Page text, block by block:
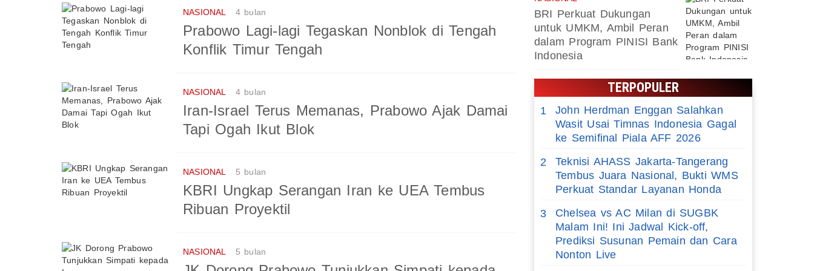
NASIONAL 4 bulan
Prabowo Lagi-lagi Tegaskan Nonblok di Tengah
Konflik Timur Tengah
NASIONAL 4 bulan
Iran-Israel Terus Memanas, Prabowo Ajak Damai
Tapi Ogah Ikut Blok
NASIONAL 5 bulan
KBRI Ungkap Serangan Iran ke UEA Tembus
Ribuan Proyektil
NASIONAL 5 bulan
BRI Perkuat Dukungan
untuk UMKM, Ambil Peran
dalam Program PINISI Bank
Indonesia
TERPOPULER
1
John Herdman Enggan Salahkan
Wasit Usai Timnas Indonesia Gagal
ke Semifinal Piala AFF 2026
2
Teknisi AHASS Jakarta-Tangerang
Tembus Juara Nasional, Bukti WMS
Perkuat Standar Layanan Honda
3
Chelsea vs AC Milan di SUGBK
Malam Ini! Ini Jadwal Kick-off,
Prediksi Susunan Pemain dan Cara
Nonton Live